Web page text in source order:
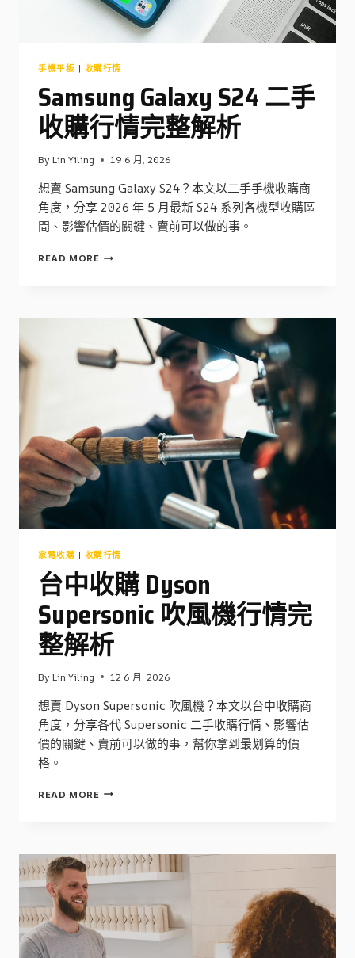
情
手機平板 | 收購行情
Samsung Galaxy S24 二手
收購行情完整解析
By Lin Yiling 19 6 月, 2026
想賣 Samsung Galaxy S24？本文以二手手機收購商
角度，分享 2026 年 5 月最新 S24 系列各機型收購區
間、影響估價的關鍵、賣前可以做的事。
READ MORESAMSUNG
行
析
家電收購 | 收購行情
台中收購 Dyson
Supersonic 吹風機行情完
整解析
By Lin Yiling 12 6 月, 2026
想賣 Dyson Supersonic 吹風機？本文以台中收購商
角度，分享各代 Supersonic 二手收購行情、影響估
價的關鍵、賣前可以做的事，幫你拿到最划算的價
格。
READ MORE台
DYSON
SUPERSONIC
吹
機
行
情